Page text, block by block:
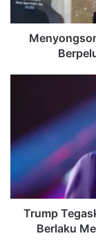
Calon
Ketum
PBNU
Senjata
AS-
Iran
Masih
Berlaku
Meski
Saling
Serang
Trump
Berlaku